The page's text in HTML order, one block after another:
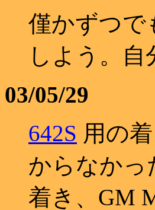
僅かずつで
しよう。
03/05/29
642S 用の
からなか
着き、GM